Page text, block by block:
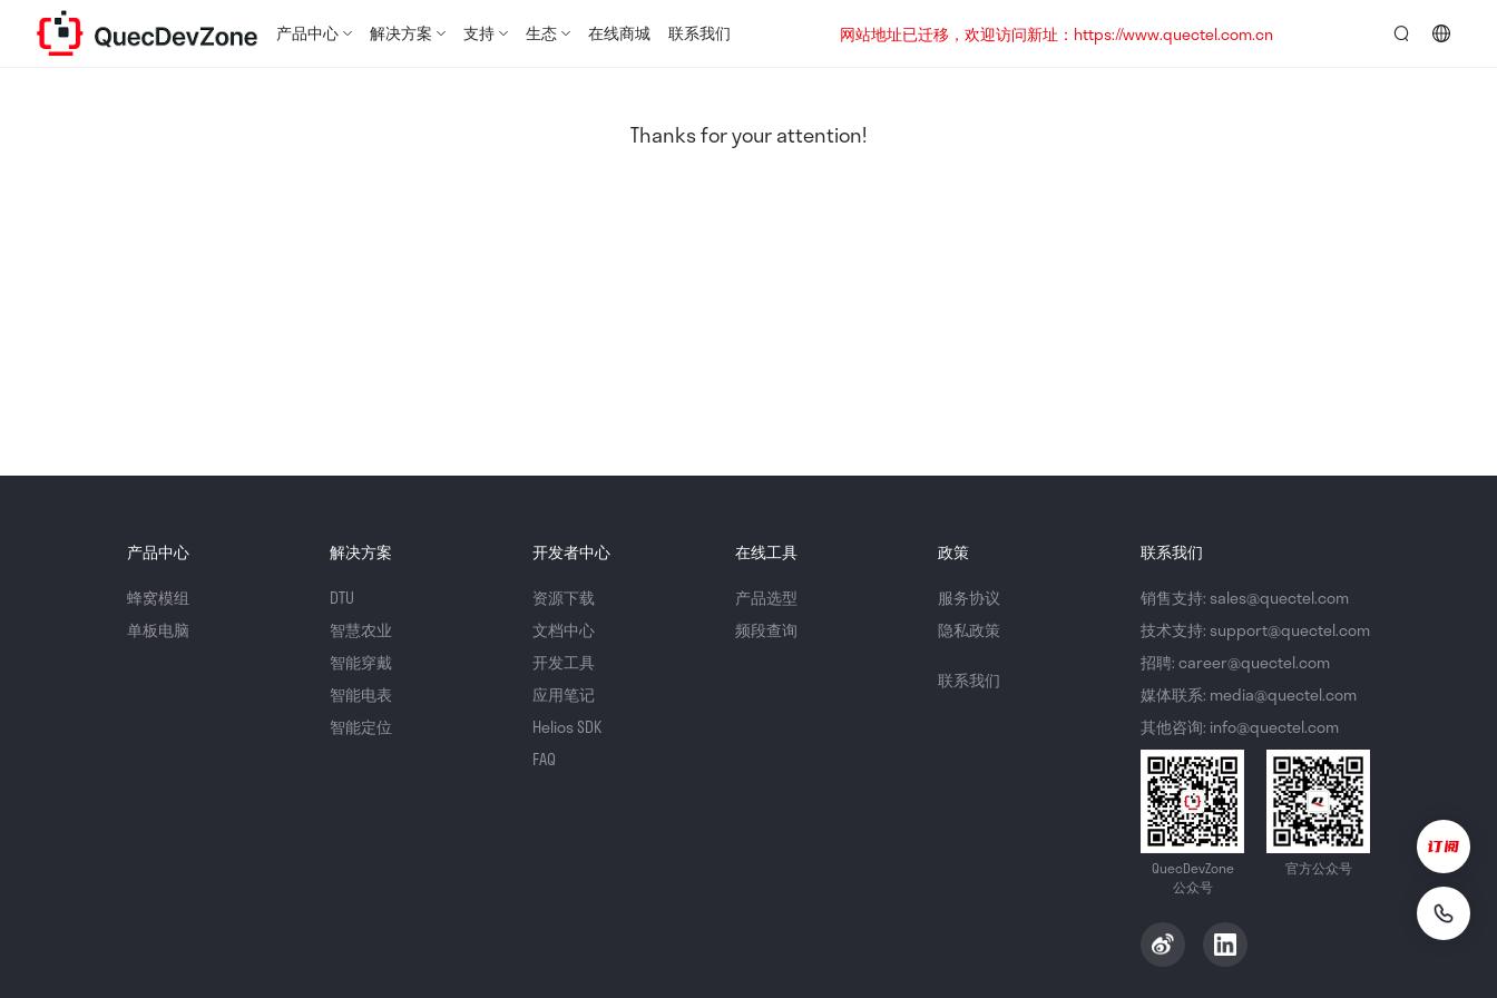
产品中心 解决方案 支持 生态 在线商城 联系我们
网站地址已迁移，欢迎访问新址：https://www.quectel.com.cn
Thanks for your attention!
产品中心
蜂窝模组
单板电脑
解决方案
DTU
智慧农业
智能穿戴
智能电表
智能定位
开发者中心
资源下载
文档中心
开发工具
应用笔记
Helios SDK
FAQ
在线工具
产品选型
频段查询
政策
服务协议
隐私政策
联系我们
联系我们
销售支持: sales@quectel.com
技术支持: support@quectel.com
招聘: career@quectel.com
媒体联系: media@quectel.com
其他咨询: info@quectel.com
QuecDevZone
公众号
官方公众号